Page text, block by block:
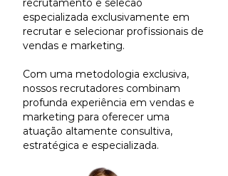
recrutamento e selecao
especializada exclusivamente em
recrutar e selecionar profissionais de
vendas e marketing.
Com uma metodologia exclusiva,
nossos recrutadores combinam
profunda experiência em vendas e
marketing para oferecer uma
atuação altamente consultiva,
estratégica e especializada.